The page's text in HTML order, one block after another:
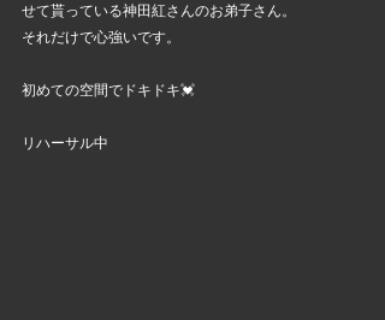
せて貰っている神田紅さんのお弟子さん。
それだけで心強いです。
初めての空間でドキドキ💓
リハーサル中